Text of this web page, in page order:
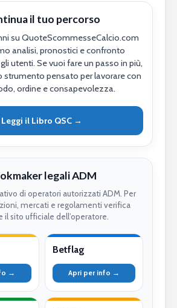
il tuo percorso
su QuoteScommesseCalcio.com
analisi, pronostici e confronto
utenti. Se vuoi fare un passo in più,
strumento pensato per lavorare con
ordine e consapevolezza.
Leggi il Libro QSC →
legali ADM
di operatori autorizzati ADM. Per
mercati e regolamenti verifica
il sito ufficiale dell’operatore.
→
Betflag
Apri per info →